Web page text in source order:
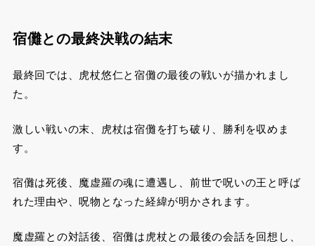
宿儺との最終決戦の結末
最終回では、虎杖悠仁と宿儺の最後の戦いが描かれまし
た。
激しい戦いの末、虎杖は宿儺を打ち破り、勝利を収めま
す。
宿儺は死後、魔虚羅の魂に遭遇し、前世で呪いの王と呼ば
れた理由や、呪物となった経緯が明かされます。
魔虚羅との対話後、宿儺は虎杖との最後の会話を回想し、